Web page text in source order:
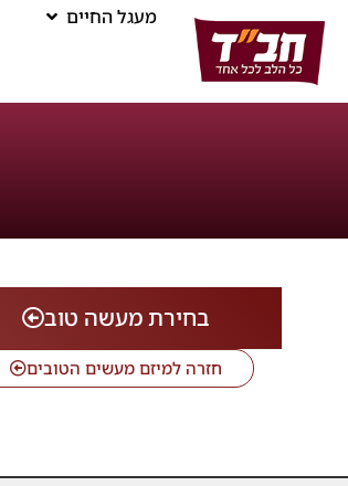
מעגל החיים
בחירת מעשה טוב
חזרה למיזם מעשים הטובים